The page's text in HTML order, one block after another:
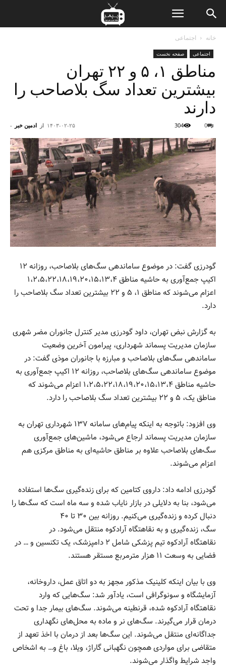
خانه اجتماعی
اجتماعی صفحه نخست
مناطق ۱، ۵ و ۲۲ تهران
بیشترین تعداد سگ بلاصاحب را
دارند
از ادمین خبر - ۱۴۰۳-۰۲-۲۵ 0
304
گودرزی گفت: در موضوع ساماندهی سگ‌های بلاصاحب، روزانه ۱۲
اکیپ جمع‌آوری به حاشیه مناطق ۱،۲،۵،۲۲،۱۸،۱۹،۲۰،۱۵،۱۳،۴
اعزام می‌شوند که مناطق ۱، ۵ و ۲۲ بیشترین تعداد سگ بلاصاحب را
دارد.
به گزارش نبض تهران، داود گودرزی مدیر کنترل جانوران مضر شهری
سازمان مدیریت پسماند شهرداری، پیرامون آخرین وضعیت
ساماندهی سگ‌های بلاصاحب و مبارزه با جانوران موذی گفت: در
موضوع ساماندهی سگ‌های بلاصاحب، روزانه ۱۲ اکیپ جمع‌آوری به
حاشیه مناطق ۱،۲،۵،۲۲،۱۸،۱۹،۲۰،۱۵،۱۳،۴ اعزام می‌شوند که
مناطق یک، ۵ و ۲۲ بیشترین تعداد سگ بلاصاحب را دارد.
وی افزود: باتوجه به اینکه پیام‌های سامانه ۱۳۷ شهرداری تهران به
سازمان مدیریت پسماند ارجاع می‌شود، ماشین‌های جمع‌آوری
سگ‌های بلاصاحب علاوه بر مناطق حاشیه‌ای به مناطق مرکزی هم
اعزام می‌شوند.
گودرزی ادامه داد: داروی کتامین که برای زنده‌گیری سگ‌ها استفاده
می‌شود، بنا به دلایلی در بازار نایاب شده و سه ماه است که سگ‌ها را
دنبال کرده و زنده‌گیری می‌کنیم. روزانه بین ۳۰ تا ۴۰
سگ، زنده‌گیری و به نقاهتگاه آرادکوه منتقل می‌شود. در
نقاهتگاه آرادکوه تیم پزشکی شامل ۲ دامپزشک، یک تکنسین و … در
فضایی به وسعت ۱۱ هزار مترمربع مستقر هستند.
وی با بیان اینکه کلینیک مذکور مجهز به دو اتاق عمل، داروخانه،
آزمایشگاه و سونوگرافی است، یادآور شد: سگ‌هایی که وارد
نقاهتگاه آرادکوه شده، قرنطینه می‌شوند. سگ‌های بیمار جدا و تحت
درمان قرار می‌گیرند. سگ‌های نر و ماده به محل‌های نگهداری
جداگانه‌ای منتقل می‌شوند. این سگ‌ها بعد از درمان با اخذ تعهد از
متقاضی برای مواردی همچون نگهبانی گاراژ، ویلا، باغ و… به اشخاص
واجد شرایط واگذار می‌شوند.